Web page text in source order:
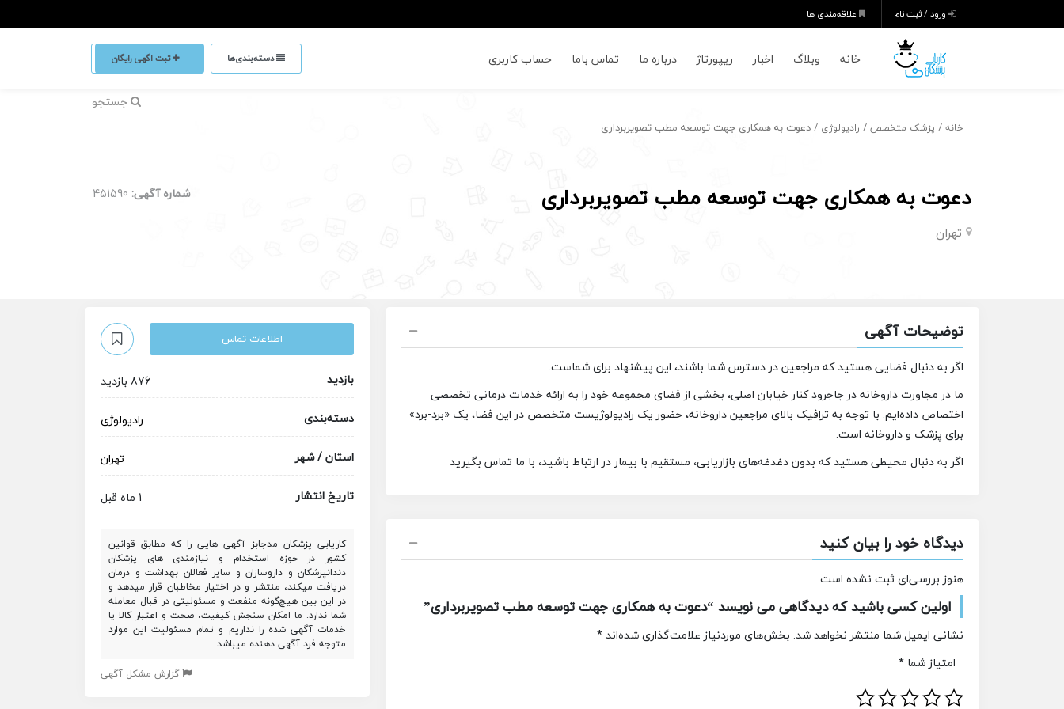
ورود / ثبت نام علاقه‌مندی ها
خانه وبلاگ اخبار ریپورتاژ درباره ما تماس باما حساب کاربری دسته‌بندی‌ها ثبت اگهی رایگان
جستجو
خانه / پزشک متخصص / رادیولوژی / دعوت به همکاری جهت توسعه مطب تصویربرداری
دعوت به همکاری جهت توسعه مطب تصویربرداری
تهران
شماره آگهی: 451590
توضیحات آگهی
اگر به دنبال فضایی هستید که مراجعین در دسترس شما باشند، این پیشنهاد برای شماست.
ما در مجاورت داروخانه در جاجرود کنار خیابان اصلی، بخشی از فضای مجموعه خود را به ارائه خدمات درمانی تخصصی
اختصاص داده‌ایم. با توجه به ترافیک بالای مراجعین داروخانه، حضور یک رادیولوژیست متخصص در این فضا، یک «برد-برد»
برای پزشک و داروخانه است.
اگر به دنبال محیطی هستید که بدون دغدغه‌های بازاریابی، مستقیم با بیمار در ارتباط باشید، با ما تماس بگیرید
دیدگاه خود را بیان کنید
هنوز بررسی‌ای ثبت نشده است.
اولین کسی باشید که دیدگاهی می نویسد “دعوت به همکاری جهت توسعه مطب تصویربرداری”
نشانی ایمیل شما منتشر نخواهد شد. بخش‌های موردنیاز علامت‌گذاری شده‌اند*
امتیاز شما *
اطلاعات تماس
بازدید
876 بازدید
دسته‌بندی
رادیولوژی
استان / شهر
تهران
تاریخ انتشار
1 ماه قبل
کاریابی پزشکان مدجابز آگهی هایی را که مطابق قوانین
کشور در حوزه استخدام و نیازمندی های پزشکان
دندانپزشکان و داروسازان و سایر فعالان بهداشت و درمان
دریافت میکند، منتشر و در اختیار مخاطبان قرار میدهد و
در این بین هیچ‌گونه منفعت و مسئولیتی در قبال معامله
شما ندارد. ما امکان سنجش کیفیت، صحت و اعتبار کالا یا
خدمات آگهی شده را نداریم و تمام مسئولیت این موارد
متوجه فرد آگهی دهنده میباشد.
گزارش مشکل آگهی